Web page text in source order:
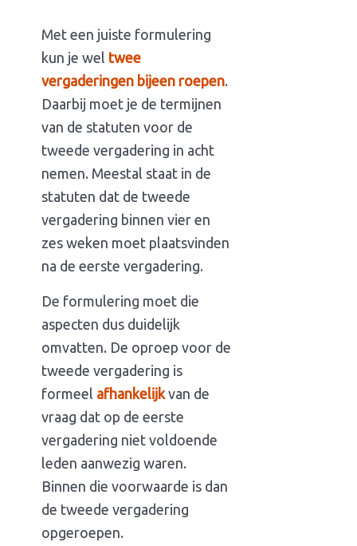
Met een juiste formulering
kun je wel twee
vergaderingen bijeen roepen.
Daarbij moet je de termijnen
van de statuten voor de
tweede vergadering in acht
nemen. Meestal staat in de
statuten dat de tweede
vergadering binnen vier en
zes weken moet plaatsvinden
na de eerste vergadering.
De formulering moet die
aspecten dus duidelijk
omvatten. De oproep voor de
tweede vergadering is
formeel afhankelijkvan de
vraag dat op de eerste
vergadering niet voldoende
leden aanwezig waren.
Binnen die voorwaarde is dan
de tweede vergadering
opgeroepen.